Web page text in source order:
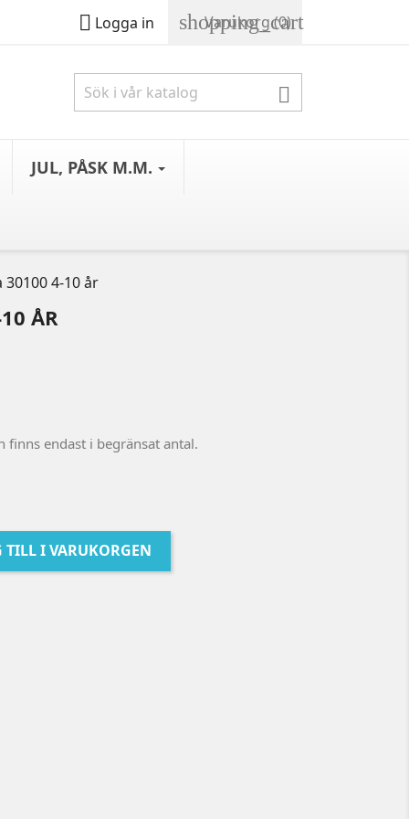
 Logga in shopping_cart
Varukorg (0)

JUL, PÅSK M.M.
4-10 år
ÅR
finns endast i begränsat antal.
TILL I VARUKORGEN